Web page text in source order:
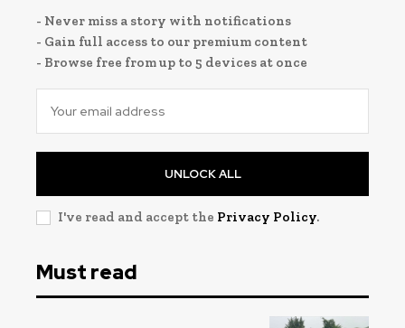
- Never miss a story with notifications
- Gain full access to our premium content
- Browse free from up to 5 devices at once
UNLOCK ALL
I've read and accept the Privacy Policy.
Must read